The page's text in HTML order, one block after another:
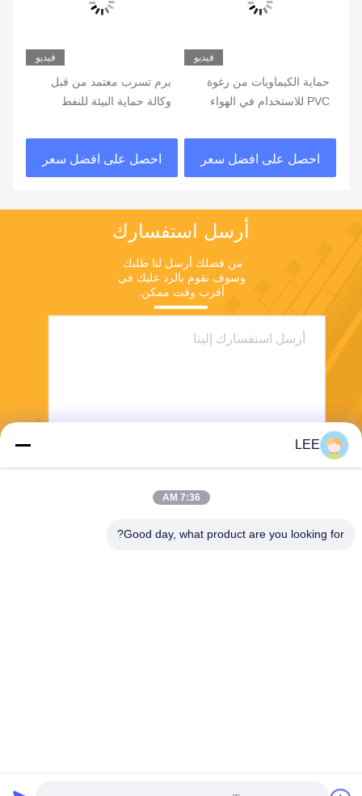
فيديو
حماية الكيماويات من رغوة
PVC للاستخدام في الهواء
احصل على افضل سعر
فيديو
برم تسرب معتمد من قبل
وكالة حماية البيئة للنفط
احصل على افضل سعر
أرسل استفسارك
أقرب وقت ممكن.
LEE
7:36 AM
Good day, what product are you looking for?